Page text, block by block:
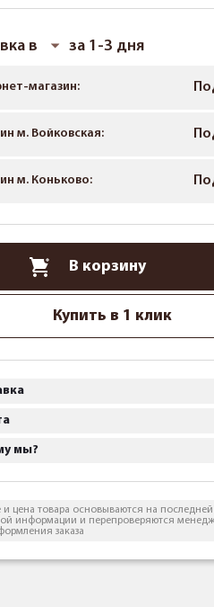
в за 1-3 дня
магазин:
м. Войковская:
м. Коньково:
В корзину
Купить в 1 клик
мы?
и цена товара основываются на последней
информации и перепроверяются
заказа